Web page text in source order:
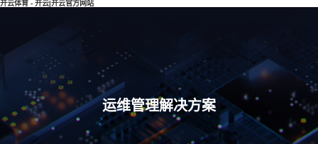
开云体育 - 开云|开云官方网站
运维管理解决方案